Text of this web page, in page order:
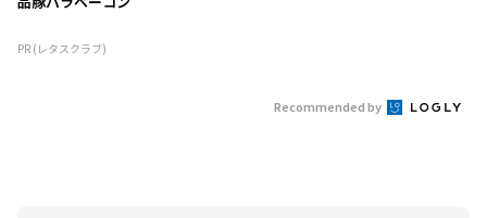
PR (レタスクラブ)
Recommended by